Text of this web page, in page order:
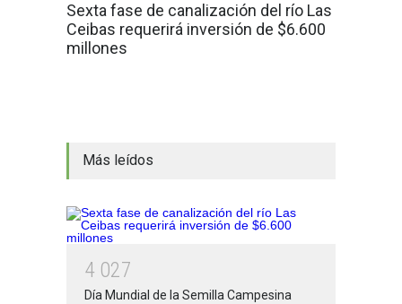
Sexta fase de canalización del río Las
Ceibas requerirá inversión de $6.600
millones
Más leídos
4 027
Día Mundial de la Semilla Campesina